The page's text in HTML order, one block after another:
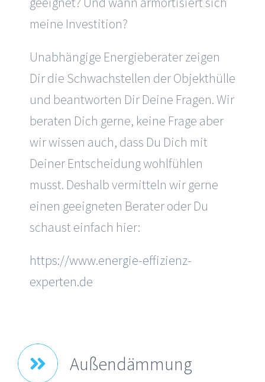
meine Investition?
Unabhängige Energieberater zeigen
Dir die Schwachstellen der Objekthülle
und beantworten Dir Deine Fragen. Wir
beraten Dich gerne, keine Frage aber
wir wissen auch, dass Du Dich mit
Deiner Entscheidung wohlfühlen
musst. Deshalb vermitteln wir gerne
einen geeigneten Berater oder Du
schaust einfach hier:
https://www.energie-effizienz-
experten.de
Außendämmung